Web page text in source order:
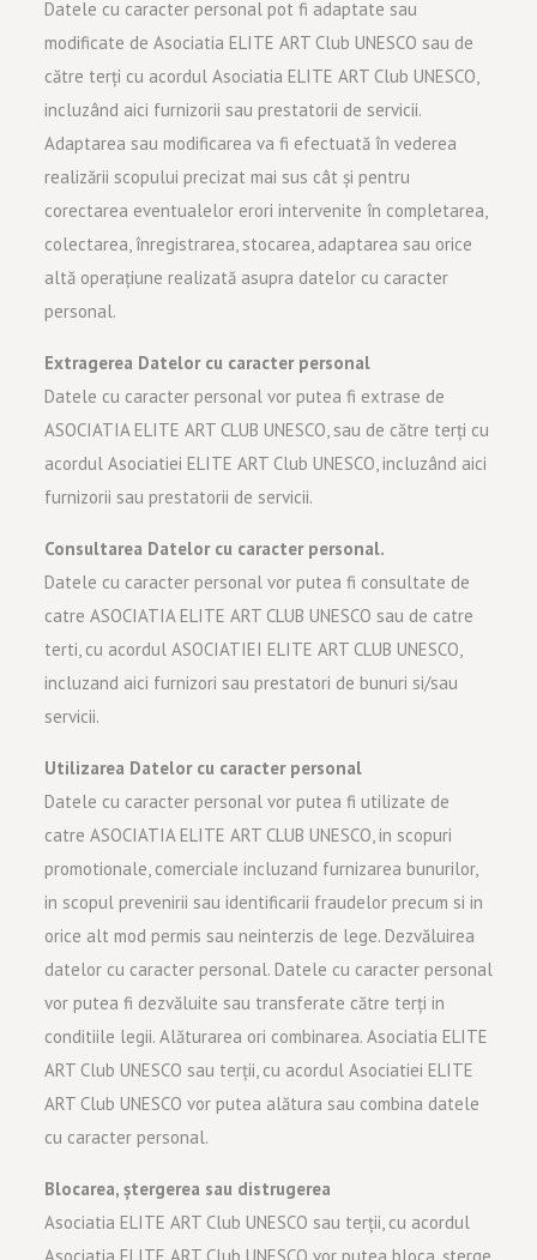
Datele cu caracter personal pot fi adaptate sau
modificate de Asociatia ELITE ART Club UNESCO sau de
către terți cu acordul Asociatia ELITE ART Club UNESCO,
incluzând aici furnizorii sau prestatorii de servicii.
Adaptarea sau modificarea va fi efectuată în vederea
realizării scopului precizat mai sus cât și pentru
corectarea eventualelor erori intervenite în completarea,
colectarea, înregistrarea, stocarea, adaptarea sau orice
altă operațiune realizată asupra datelor cu caracter
personal.
Extragerea Datelor cu caracter personal
Datele cu caracter personal vor putea fi extrase de
ASOCIATIA ELITE ART CLUB UNESCO, sau de către terți cu
acordul Asociatiei ELITE ART Club UNESCO, incluzând aici
furnizorii sau prestatorii de servicii.
Consultarea Datelor cu caracter personal.
Datele cu caracter personal vor putea fi consultate de
catre ASOCIATIA ELITE ART CLUB UNESCO sau de catre
terti, cu acordul ASOCIATIEI ELITE ART CLUB UNESCO,
incluzand aici furnizori sau prestatori de bunuri si/sau
servicii.
Utilizarea Datelor cu caracter personal
Datele cu caracter personal vor putea fi utilizate de
catre ASOCIATIA ELITE ART CLUB UNESCO, in scopuri
promotionale, comerciale incluzand furnizarea bunurilor,
in scopul prevenirii sau identificarii fraudelor precum si in
orice alt mod permis sau neinterzis de lege. Dezvăluirea
datelor cu caracter personal. Datele cu caracter personal
vor putea fi dezvăluite sau transferate către terți in
conditiile legii. Alăturarea ori combinarea. Asociatia ELITE
ART Club UNESCO sau terții, cu acordul Asociatiei ELITE
ART Club UNESCO vor putea alătura sau combina datele
cu caracter personal.
Blocarea, ștergerea sau distrugerea
Asociatia ELITE ART Club UNESCO sau terții, cu acordul